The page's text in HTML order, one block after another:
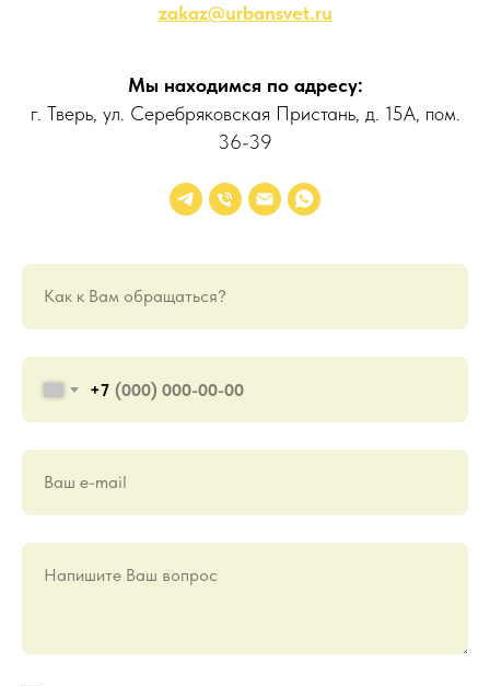
zakaz@urbansvet.ru
Мы находимся по адресу:
г. Тверь, ул. Серебряковская Пристань, д. 15А, пом.
36-39
Как к Вам обращаться?
+7
Ваш е-mail
Напишите Ваш вопрос